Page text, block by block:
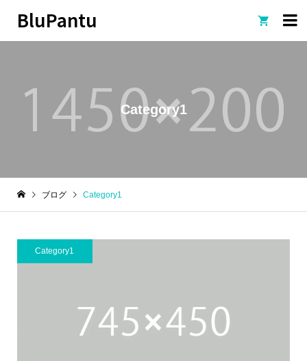
BluPantu 
Category1
ブログ Category1
Category1